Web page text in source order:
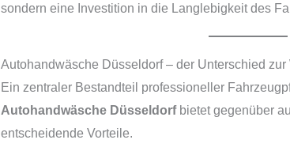
sondern eine Investition in die Langlebigkeit des
Autohandwäsche Düsseldorf – der Unterschied zur
Ein zentraler Bestandteil professioneller
Autohandwäsche Düsseldorfbietet gegenüber
entscheidende Vorteile.